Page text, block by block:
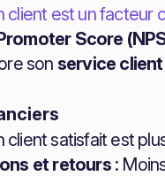
client est un facteur
Score
son service
client satisfait est
et retours: